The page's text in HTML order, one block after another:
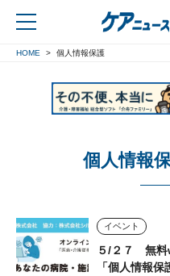
HOME 個人情報保護
個人情報
イベント
５/２７ 無料
「個人情報